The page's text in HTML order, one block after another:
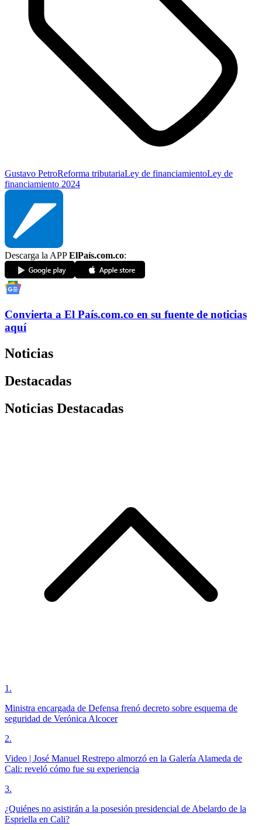
Gustavo PetroReforma tributariaLey de financiamientoLey de
financiamiento 2024
Descarga la APPElPaís.com.co:
Convierta a El País.com.co en su fuente de noticias
aquí
Noticias
Destacadas
Noticias Destacadas
1 .
Ministra encargada de Defensa frenó decreto sobre esquema de
seguridad de Verónica Alcocer
2.
Video | José Manuel Restrepo almorzó en la Galería Alameda de
Cali: reveló cómo fue su experiencia
3.
¿Quiénes no asistirán a la posesión presidencial de Abelardo de la
Espriella en Cali?